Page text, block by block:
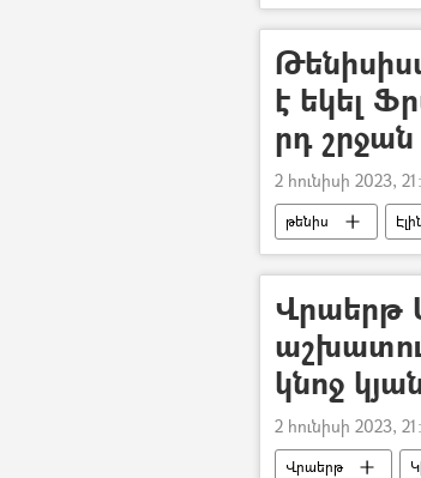
ֆոտոշարք
է եկել
րդ շրջան
2 հունիսի 2023,
թենիս
Վրաերթ
կնոջ
2 հունիսի 2023,
Վրաերթ